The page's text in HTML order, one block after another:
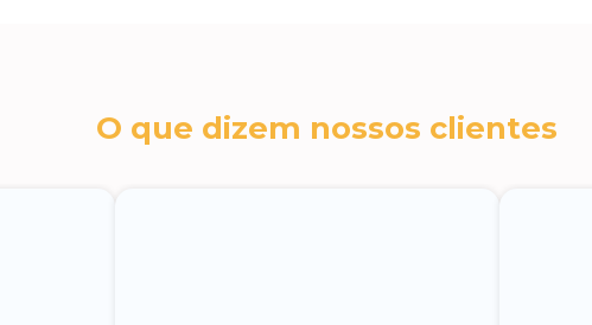
O que dizem nossos clientes